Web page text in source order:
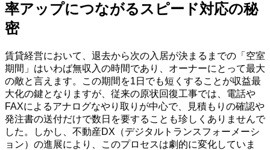
率アップにつながるスピード対応の秘
密
賃貸経営において、退去から次の入居が決まるまでの「空室
期間」はいわば無収入の時間であり、オーナーにとって最大
の敵と言えます。この期間を1日でも短くすることが収益最
大化の鍵となりますが、従来の原状回復工事では、電話や
FAXによるアナログなやり取りが中心で、見積もりの確認や
発注書の送付だけで数日を要することも珍しくありませんで
した。しかし、不動産DX（デジタルトランスフォーメーシ
ョン）の進展により、このプロセスは劇的に変化していま